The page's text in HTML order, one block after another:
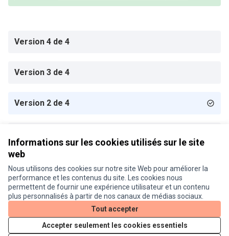
Informations sur les cookies utilisés sur le site
web
Nous utilisons des cookies sur notre site Web pour améliorer la
performance et les contenus du site. Les cookies nous
permettent de fournir une expérience utilisateur et un contenu
plus personnalisés à partir de nos canaux de médias sociaux.
Tout accepter
Accepter seulement les cookies essentiels
Version 4 de 4
Version 3 de 4
Version 2 de 4
Conditions d'utilisation
Paramètres des cookies
Je participe ! sur X
(Lien externe)
Je participe ! sur Facebook
Je participe ! sur Instagram